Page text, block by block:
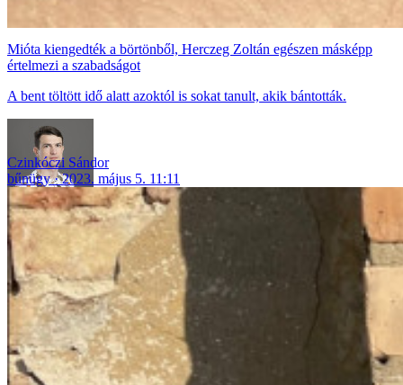
Mióta kiengedték a börtönből, Herczeg Zoltán egészen másképp
értelmezi a szabadságot
A bent töltött idő alatt azoktól is sokat tanult, akik bántották.
Czinkóczi Sándor
bűnügy
2023. május 5. 11:11